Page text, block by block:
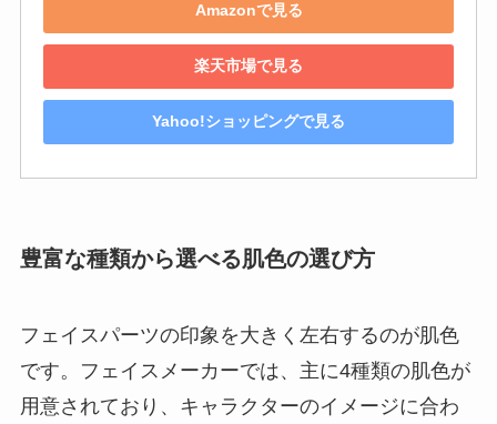
Amazonで見る
楽天市場で見る
Yahoo!ショッピングで見る
豊富な種類から選べる肌色の選び方
フェイスパーツの印象を大きく左右するのが肌色
です。フェイスメーカーでは、主に4種類の肌色が
用意されており、キャラクターのイメージに合わ